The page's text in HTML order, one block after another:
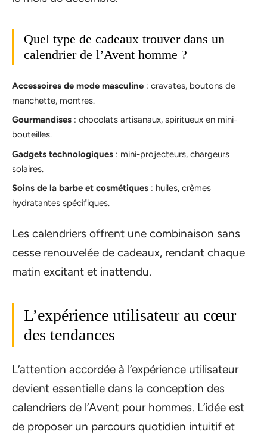
Quel type de cadeaux trouver dans un
calendrier de l’Avent homme ?
Accessoires de mode masculine : cravates, boutons de
manchette, montres.
Gourmandises : chocolats artisanaux, spiritueux en mini-
bouteilles.
Gadgets technologiques : mini-projecteurs, chargeurs
solaires.
Soins de la barbe et cosmétiques : huiles, crèmes
hydratantes spécifiques.
Les calendriers offrent une combinaison sans
cesse renouvelée de cadeaux, rendant chaque
matin excitant et inattendu.
L’expérience utilisateur au cœur
des tendances
L’attention accordée à l’expérience utilisateur
devient essentielle dans la conception des
calendriers de l’Avent pour hommes. L’idée est
de proposer un parcours quotidien intuitif et